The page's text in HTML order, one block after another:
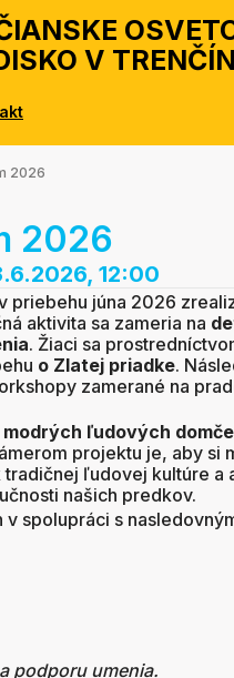
V
2026
2026
12:00
priebehu júna 2026
aktivita sa zameria na
. Žiaci sa
o Zlatej priadke.
zamerané na
ľudových
projektu je, aby si
ľudovej kultúre a
našich predkov.
spolupráci s
podporu umenia.